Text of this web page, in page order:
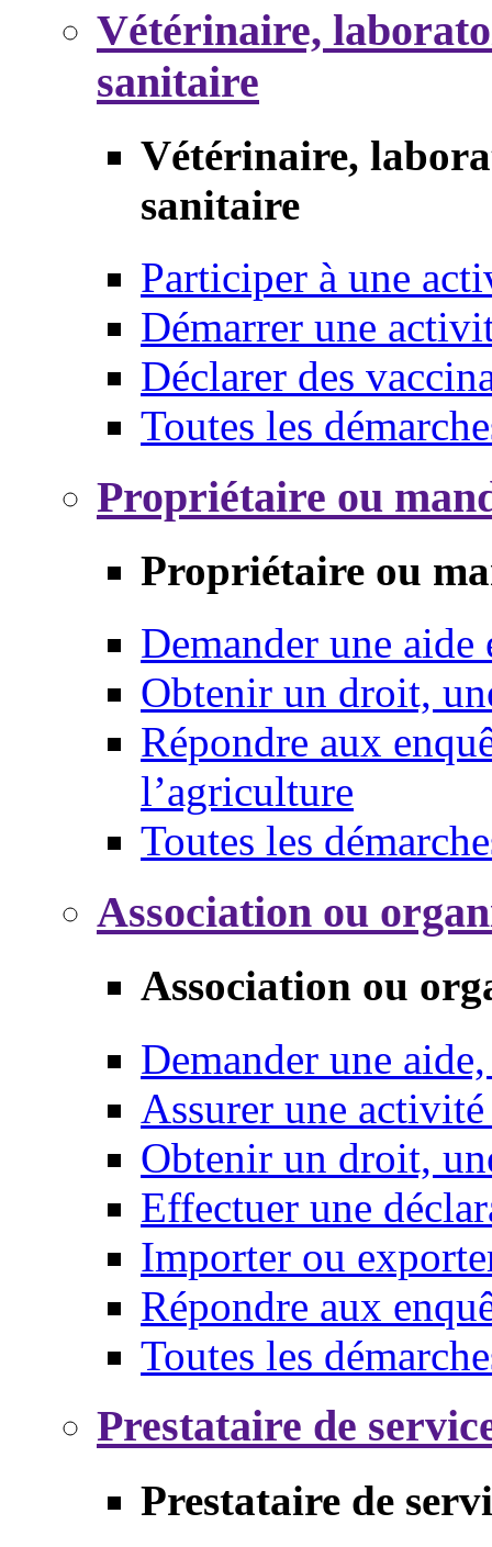
Vétérinaire,
sanitaire
Vétérinaire,
sanitaire
Participer à une
Démarrer une
Déclarer des
Toutes les
Propriétaire ou
Propriétaire ou
Demander une aide
Obtenir un droit,
Répondre aux
l’agriculture
Toutes les
Association ou
Association ou
Demander une
Assurer une
Obtenir un droit,
Effectuer une
Importer ou
Répondre aux
Toutes les
Prestataire de
Prestataire de